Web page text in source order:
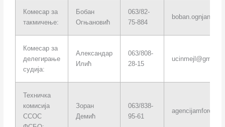
Комесар за
такмичење:
Бобан
Огњановић
063/82-
75-884
Комесар за
делегирање
судија:
Александар
Илић
063/808-
28-15
Техничка
комисија
ССОС
Зоран
Демић
063/838-
95-61